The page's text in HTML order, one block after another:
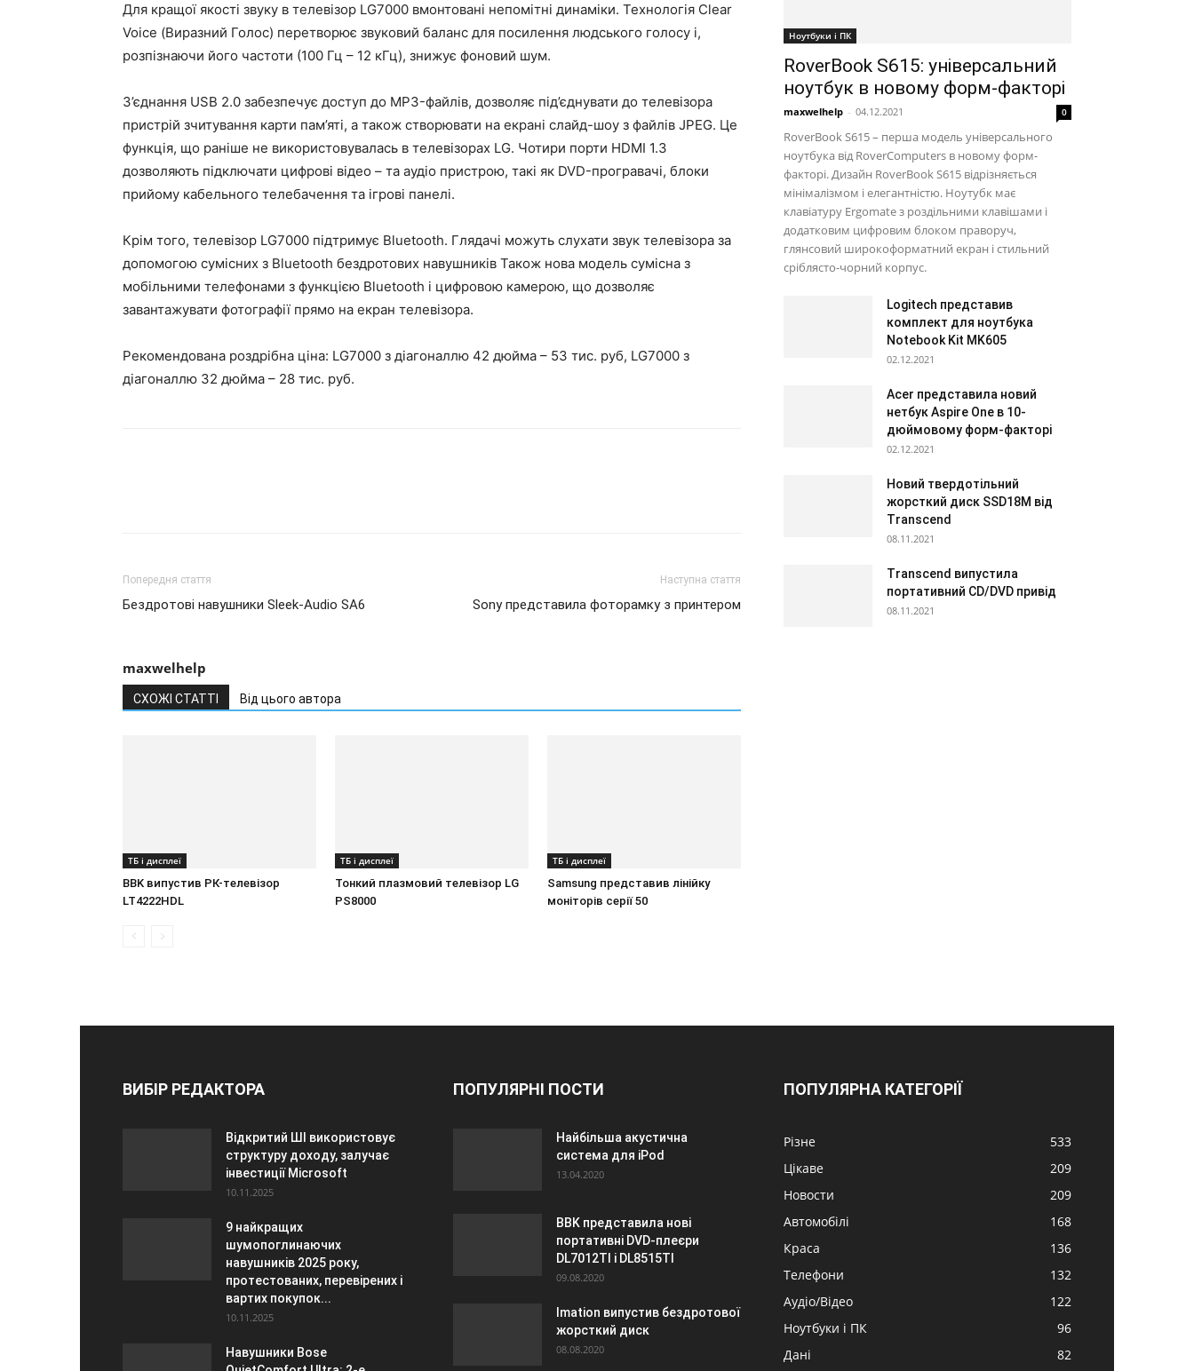
Для кращої якості звуку в телевізор LG7000 вмонтовані непомітні динаміки. Технологія Clear
Voice (Виразний Голос) перетворює звуковий баланс для посилення людського голосу і,
розпізнаючи його частоти (100 Гц – 12 кГц), знижує фоновий шум.
З’єднання USB 2.0 забезпечує доступ до MP3-файлів, дозволяє під’єднувати до телевізора
пристрій зчитування карти пам’яті, а також створювати на екрані слайд-шоу з файлів JPEG. Це
функція, що раніше не використовувалась в телевізорах LG. Чотири порти HDMI 1.3
дозволяють підключати цифрові відео – та аудіо пристрою, такі як DVD-програвачі, блоки
прийому кабельного телебачення та ігрові панелі.
Крім того, телевізор LG7000 підтримує Bluetooth. Глядачі можуть слухати звук телевізора за
допомогою сумісних з Bluetooth бездротових навушників Також нова модель сумісна з
мобільними телефонами з функцією Bluetooth і цифровою камерою, що дозволяє
завантажувати фотографії прямо на екран телевізора.
Рекомендована роздрібна ціна: LG7000 з діагоналлю 42 дюйма – 53 тис. руб, LG7000 з
діагоналлю 32 дюйма – 28 тис. руб.
Попередня стаття
Бездротові навушники Sleek-Audio SA6
Наступна стаття
Sony представила фоторамку з принтером
maxwelhelp
СХОЖІ СТАТТІ Від цього автора
ТБ і дисплеї
BBK випустив РК-телевізор
LT4222HDL
ТБ і дисплеї
Тонкий плазмовий телевізор LG
PS8000
ТБ і дисплеї
Samsung представив лінійку
моніторів серії 50
Ноутбуки і ПК
RoverBook S615: універсальний
ноутбук в новому форм-факторі
maxwelhelp - 04.12.2021 0
RoverBook S615 – перша модель універсального
ноутбука від RoverComputers в новому форм-
факторі. Дизайн RoverBook S615 відрізняється
мінімалізмом і елегантністю. Ноутубк має
клавіатуру Ergomate з роздільними клавішами і
додатковим цифровим блоком праворуч,
глянсовий широкоформатний екран і стильний
сріблясто-чорний корпус.
Logitech представив
комплект для ноутбука
Notebook Kit MK605
02.12.2021
Acer представила новий
нетбук Aspire One в 10-
дюймовому форм-факторі
02.12.2021
Новий твердотільний
жорсткий диск SSD18M від
Transcend
08.11.2021
Transcend випустила
портативний CD/DVD привід
08.11.2021
ВИБІР РЕДАКТОРА
Відкритий ШІ використовує
структуру доходу, залучає
інвестиції Microsoft
10.11.2025
9 найкращих
шумопоглинаючих
навушників 2025 року,
протестованих, перевірених і
вартих покупок...
10.11.2025
Навушники Bose
ПОПУЛЯРНІ ПОСТИ
Найбільша акустична
система для iPod
13.04.2020
BBK представила нові
портативні DVD-плеєри
DL7012TI і DL8515TI
09.08.2020
Imation випустив бездротової
жорсткий диск
08.08.2020
ПОПУЛЯРНА КАТЕГОРІЇ
Різне
533
Цікаве
209
Новости
209
Автомобілі
168
Краса
136
Телефони
132
Аудіо/Відео
122
Ноутбуки і ПК
96
Дані
82